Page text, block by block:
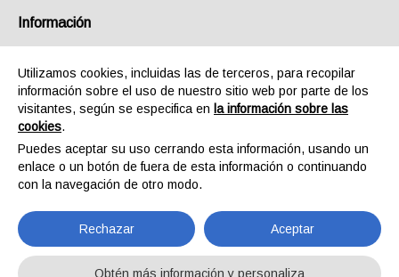
Información
Utilizamos cookies, incluidas las de terceros, para recopilar
información sobre el uso de nuestro sitio web por parte de los
visitantes, según se especifica en la información sobre las
cookies.
Puedes aceptar su uso cerrando esta información, usando un
enlace o un botón de fuera de esta información o continuando
con la navegación de otro modo.
Rechazar Aceptar
Obtén más información y personaliza